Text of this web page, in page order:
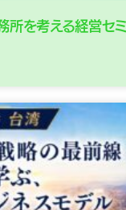
所を考える経営